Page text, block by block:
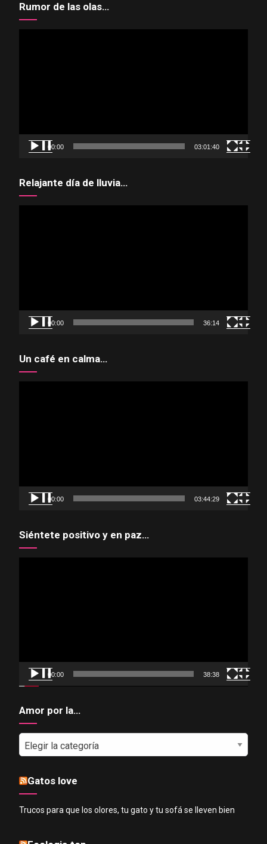
Rumor de las olas…
00:00 03:01:40
Relajante día de lluvia…
00:00 36:14
Un café en calma…
00:00 03:44:29
Siéntete positivo y en paz…
00:00 38:38
Amor por la…
Amor
por
Gatos love
Trucos para que los olores, tu gato y tu sofá se lleven bien